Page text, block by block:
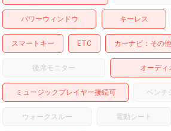
パワーウィンドウ キーレス
スマートキー ETC カーナビ その他
後席モニター オーディ
ミュージックプレイヤー接続可 ベンチ
ウォークスルー 電動シート